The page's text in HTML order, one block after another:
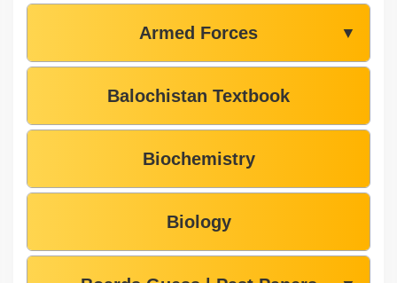
Armed Forces ▼
Balochistan Textbook
Biochemistry
Biology